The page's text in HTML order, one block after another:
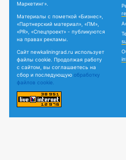
Маркетинг».
Материалы с пометкой «Бизнес»,
«Партнерский материал», «ПМ»,
«PR», «Спецпроект» - публикуются
на правах рекламы.
Сайт newkaliningrad.ru использует
файлы cookie. Продолжая работу
с сайтом, вы соглашаетесь на
сбор и последующую обработку
файлов cookie.